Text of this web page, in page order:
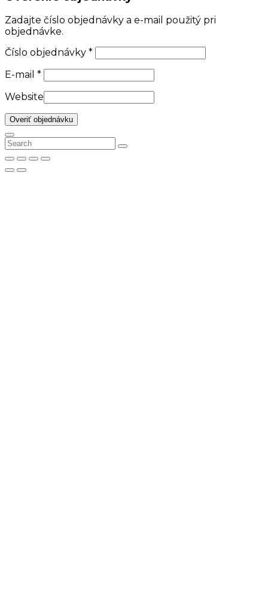
Zadajte číslo objednávky a e-mail použitý pri
objednávke.
Číslo objednávky *
E-mail *
Website
Overiť objednávku